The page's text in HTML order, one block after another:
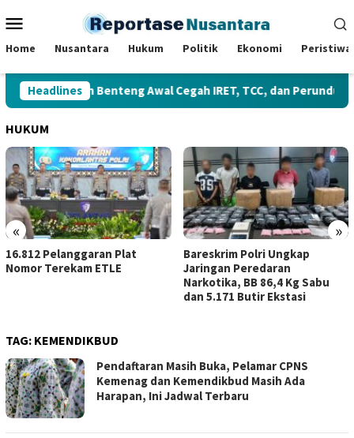
ke
Mobile
Home Nusantara Hukum Politik Ekonomi Peristiwa
Headlines
Sekolah Benteng Awal Cegah IRET, TCC, dan Perundungan
HUKUM
« »
Bareskrim Polri Ungkap
Jaringan Peredaran
Narkotika, BB 86,4 Kg Sabu
dan 5.171 Butir Ekstasi
Kerja Sama dengan
Sumbagsel, Kejati
Perkuat Kepastian
TAG: KEMENDIKBUD
Pendaftaran Masih Buka, Pelamar CPNS
Kemenag dan Kemendikbud Masih Ada
Harapan, Ini Jadwal Terbaru